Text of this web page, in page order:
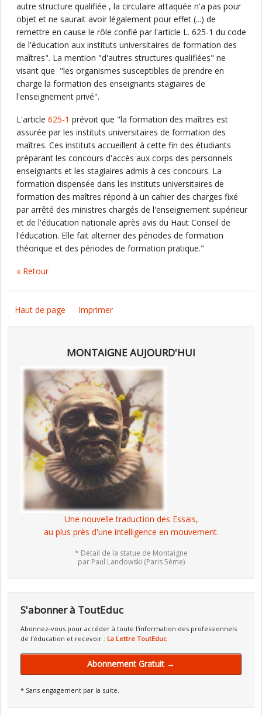
autre structure qualifiée , la circulaire attaquée n'a pas pour
objet et ne saurait avoir légalement pour effet (...) de
remettre en cause le rôle confié par l'article L. 625-1 du code
de l'éducation aux instituts universitaires de formation des
maîtres". La mention "d'autres structures qualifiées" ne
visant que "les organismes susceptibles de prendre en
charge la formation des enseignants stagiaires de
l'enseignement privé".
L'article 625-1 prévoit que "la formation des maîtres est
assurée par les instituts universitaires de formation des
maîtres. Ces instituts accueillent à cette fin des étudiants
préparant les concours d'accès aux corps des personnels
enseignants et les stagiaires admis à ces concours. La
formation dispensée dans les instituts universitaires de
formation des maîtres répond à un cahier des charges fixé
par arrêté des ministres chargés de l'enseignement supérieur
et de l'éducation nationale après avis du Haut Conseil de
l'éducation. Elle fait alterner des périodes de formation
théorique et des périodes de formation pratique."
« Retour
Haut de page Imprimer
MONTAIGNE AUJOURD'HUI
Une nouvelle traduction des Essais,
au plus près d'une intelligence en mouvement.
* Détail de la statue de Montaigne
par Paul Landowski (Paris 5ème)
S'abonner à ToutEduc
Abonnez-vous pour accéder à toute l'information des professionnels
de l'éducation et recevoir : La Lettre ToutEduc
Abonnement Gratuit →
* Sans engagement par la suite.